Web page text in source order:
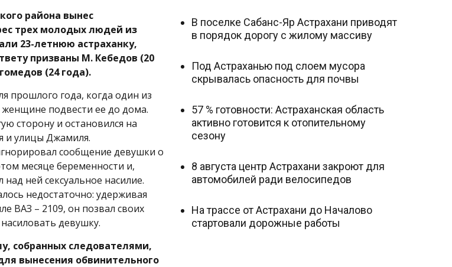
района вынес
трех молодых людей из
23-летнюю астраханку,
призваны М. Кебедов (20
(24 года).
прошлого года, когда один из
подвести ее до дома.
сторону и остановился на
и улицы Джамиля.
сообщение девушки о
месяце беременности и,
ней сексуальное насилие.
недостаточно: удерживая
ВАЗ – 2109, он позвал своих
девушку.
собранных следователями,
вынесения обвинительного
В поселке Сабанс-Яр Астрахани приводят
в порядок дорогу с жилому массиву
Под Астраханью под слоем мусора
скрывалась опасность для почвы
57 % готовности: Астраханская область
активно готовится к отопительному
сезону
8 августа центр Астрахани закроют для
автомобилей ради велосипедов
На трассе от Астрахани до Началово
стартовали дорожные работы